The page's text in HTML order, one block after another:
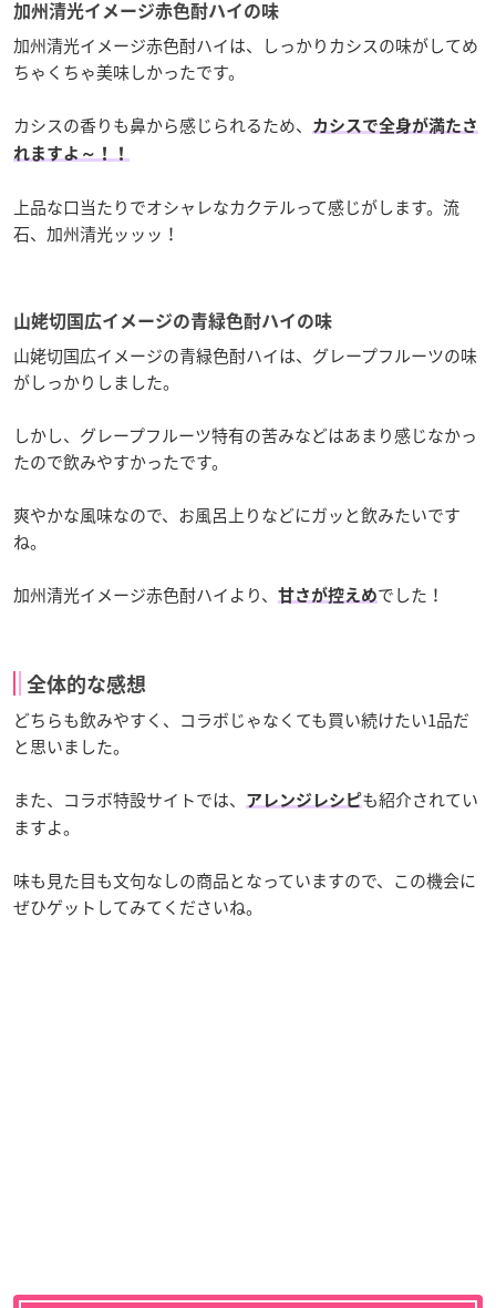
加州清光イメージ赤色酎ハイの味
加州清光イメージ赤色酎ハイは、しっかりカシスの味がしてめ
ちゃくちゃ美味しかったです。
カシスの香りも鼻から感じられるため、
カシスで全身が満たさ
れますよ～！！
上品な口当たりでオシャレなカクテルって感じがします。流
石、加州清光ッッッ！
山姥切国広イメージの青緑色酎ハイの味
山姥切国広イメージの青緑色酎ハイは、グレープフルーツの味
がしっかりしました。
しかし、グレープフルーツ特有の苦みなどはあまり感じなかっ
たので飲みやすかったです。
爽やかな風味なので、お風呂上りなどにガッと飲みたいです
ね。
加州清光イメージ赤色酎ハイより、 甘さが控えめでした！
全体的な感想
どちらも飲みやすく、コラボじゃなくても買い続けたい1品だ
と思いました。
また、コラボ特設サイトでは、 アレンジレシピも紹介されてい
ますよ。
味も見た目も文句なしの商品となっていますので、この機会に
ぜひゲットしてみてくださいね。